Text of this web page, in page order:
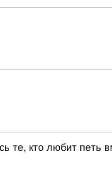
те, кто любит петь